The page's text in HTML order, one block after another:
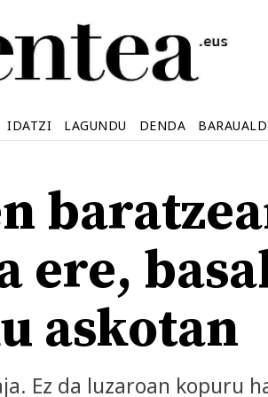
IDATZI LAGUNDU DENDA
ere,
askotan
Ez da luzaroan kopuru